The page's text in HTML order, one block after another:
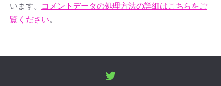
います。
コメントデータの処理方法の詳細はこちらをご
覧ください。